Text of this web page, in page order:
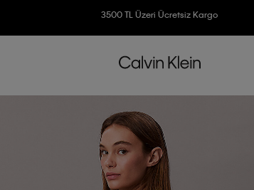
7500 TL Ve Üzeri Alışverişlerinizde 6 Taksit İmkanı